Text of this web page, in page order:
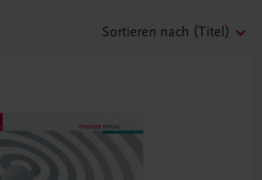
Sortieren nach (Titel)